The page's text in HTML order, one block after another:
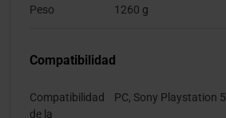
Peso 1260 g
Compatibilidad
Compatibilidad
de la
PC, Sony Playstation 5